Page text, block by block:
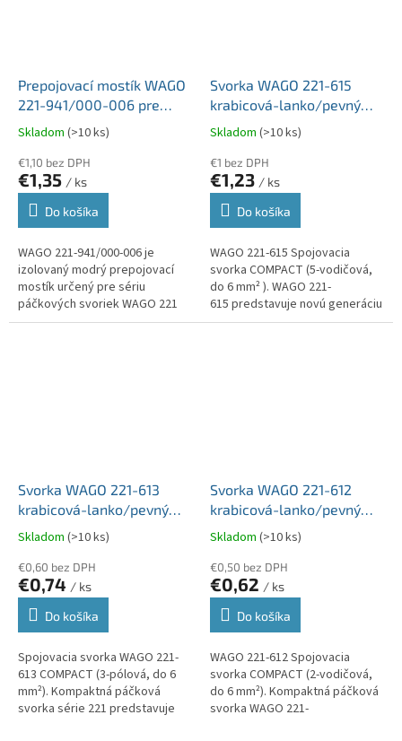
Prepojovací mostík WAGO
221-941/000-006 pre
svorky 4mm2 a 6mm2
série 221 modrý
Skladom (>10 ks)
€1,10 bez DPH
€1,35 / ks
Do košíka
WAGO 221-941/000-006 je
izolovaný modrý prepojovací
mostík určený pre sériu
páčkových svoriek WAGO 221
4mm2 a 6mm2.
Svorka WAGO 221-615
krabicová-lanko/pevný
5x6mm2 balenie 15 kusov
Skladom (>10 ks)
€1 bez DPH
€1,23 / ks
Do košíka
WAGO 221-615 Spojovacia
svorka COMPACT (5-vodičová,
do 6 mm² ). WAGO 221-
615 predstavuje novú generáciu
legendárnych páčkových
Svorka WAGO 221-613
krabicová-lanko/pevný
3x6mm2 balenie 30 kusov
Skladom (>10 ks)
€0,60 bez DPH
€0,74 / ks
Do košíka
Spojovacia svorka WAGO 221-
613 COMPACT (3-pólová, do 6
mm²). Kompaktná páčková
svorka série 221 predstavuje
Svorka WAGO 221-612
krabicová-lanko/pevný
2x6mm2 balenie 50 kusov
Skladom (>10 ks)
€0,50 bez DPH
€0,62 / ks
Do košíka
WAGO 221-612 Spojovacia
svorka COMPACT (2-vodičová,
do 6 mm²). Kompaktná páčková
svorka WAGO 221-